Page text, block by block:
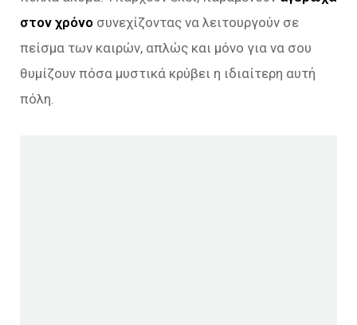
στον χρόνο συνεχίζοντας να λειτουργούν σε
πείσμα των καιρών, απλώς και μόνο για να σου
θυμίζουν πόσα μυστικά κρύβει η ιδιαίτερη αυτή
πόλη.